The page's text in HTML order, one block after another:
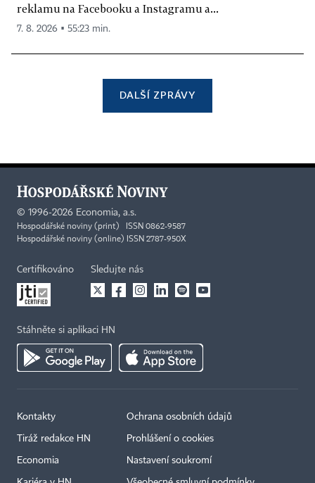
reklamu na Facebooku a Instagramu a...
7. 8. 2026 ▪ 55:23 min.
DALŠÍ ZPRÁVY
© 1996-2026 Economia, a.s.
Hospodářské noviny (print) ISSN 0862-9587
Hospodářské noviny (online) ISSN 2787-950X
Certifikováno Sledujte nás
Stáhněte si aplikaci HN
Kontakty
Tiráž redakce HN
Economia
Ochrana osobních údajů
Prohlášení o cookies
Nastavení soukromí